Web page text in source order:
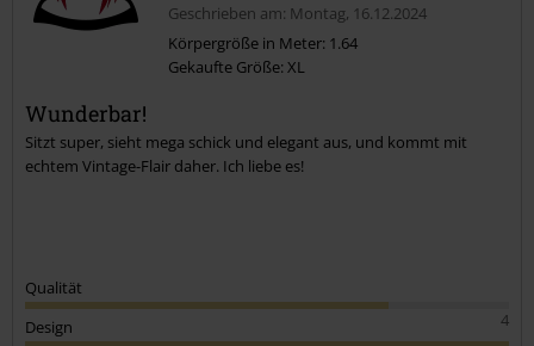
Kommentar jetzt abschicken!
Geschrieben am: Montag, 16.12.2024
Körpergröße in Meter: 1.64
Gekaufte Größe: XL
Wunderbar!
Sitzt super, sieht mega schick und elegant aus, und kommt mit
echtem Vintage-Flair daher. Ich liebe es!
Qualität
4
Design